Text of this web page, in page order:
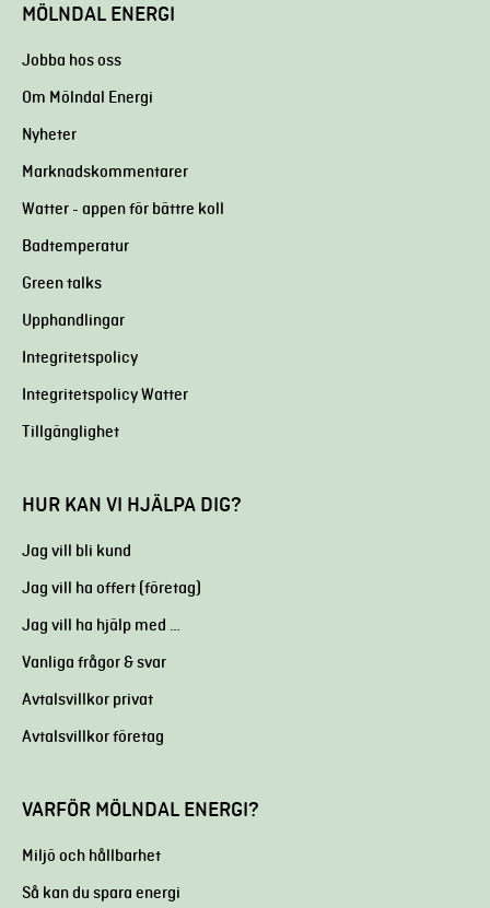
MÖLNDAL ENERGI
Jobba hos oss
Om Mölndal Energi
Nyheter
Marknadskommentarer
Watter - appen för bättre koll
Badtemperatur
Green talks
Upphandlingar
Integritetspolicy
Integritetspolicy Watter
Tillgänglighet
HUR KAN VI HJÄLPA DIG?
Jag vill bli kund
Jag vill ha offert (företag)
Jag vill ha hjälp med …
Vanliga frågor & svar
Avtalsvillkor privat
Avtalsvillkor företag
VARFÖR MÖLNDAL ENERGI?
Miljö och hållbarhet
Så kan du spara energi